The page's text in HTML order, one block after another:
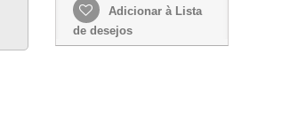
Adicionar à Lista
de desejos